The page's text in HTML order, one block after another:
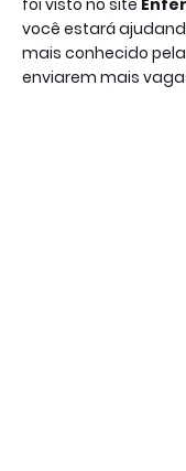
foi visto no site
você estará
mais conhecido
enviarem mais